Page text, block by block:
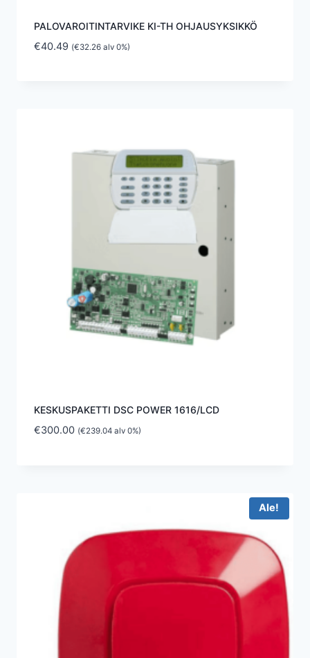
PALOVAROITINTARVIKE KI-TH OHJAUSYKSIKKÖ
€40.49 (€32.26alv 0%)
KESKUSPAKETTI DSC POWER 1616/LCD
€300.00 (€239.04alv 0%)
Ale!